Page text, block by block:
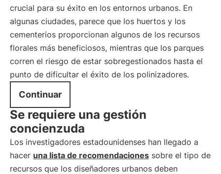
crucial para su éxito en los entornos urbanos. En
algunas ciudades, parece que los huertos y los
cementerios proporcionan algunos de los recursos
florales más beneficiosos, mientras que los parques
corren el riesgo de estar sobregestionados hasta el
punto de dificultar el éxito de los polinizadores.
Continuar
Se requiere una gestión
concienzuda
Los investigadores estadounidenses han llegado a
hacer una lista de recomendaciones sobre el tipo de
recursos que los diseñadores urbanos deben